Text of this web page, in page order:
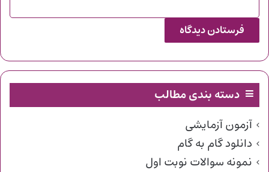
دسته بندی مطالب
آزمون آزمایشی
دانلود گام به گام
نمونه سوالات نوبت اول